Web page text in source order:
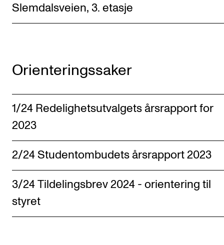
CONCERTS AND EVENTS
Plan­ning and Carry out Con­certs and Events
Posters, programmes and promoting
Borrow equipment – sound, light, video
Sound and image rights
ORGANISATION
Slemdalsveien, 3. etasje
Orienteringssaker
1/24 Redelighetsutvalgets årsrapport for
2023
2/24 Studentombudets årsrapport 2023
3/24 Tildelingsbrev 2024 - orientering til
styret